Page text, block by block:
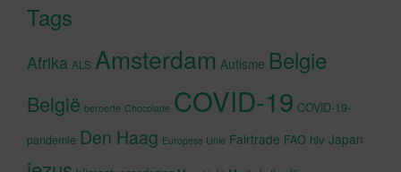
Tags
Afrika ALS Amsterdam Autisme Belgie
België beroerte Chocolade COVID-19 COVID-19-
pandemie Den Haag Europese Unie Fairtrade FAO hiv Japan